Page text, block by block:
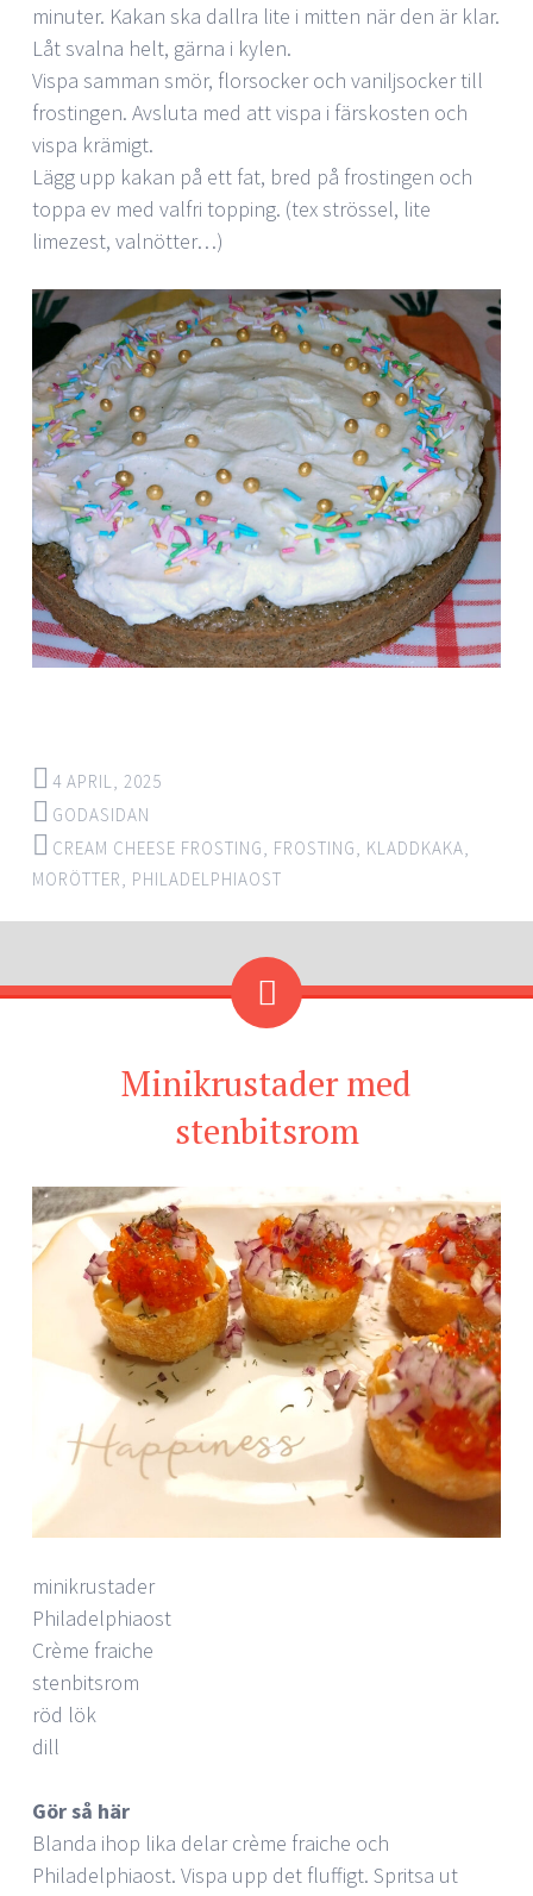
minuter. Kakan ska dallra lite i mitten när den är klar.
Låt svalna helt, gärna i kylen.
Vispa samman smör, florsocker och vaniljsocker till
frostingen. Avsluta med att vispa i färskosten och
vispa krämigt.
Lägg upp kakan på ett fat, bred på frostingen och
toppa ev med valfri topping. (tex strössel, lite
limezest, valnötter…)
4 APRIL, 2025
GODASIDAN
CREAM CHEESE FROSTING
FROSTING KLADDKAKA
MORÖTTER
PHILADELPHIAOST
Minikrustader med
stenbitsrom
minikrustader
Philadelphiaost
Crème fraiche
stenbitsrom
röd lök
dill
Gör så här
Blanda ihop lika delar crème fraiche och
Philadelphiaost. Vispa upp det fluffigt. Spritsa ut